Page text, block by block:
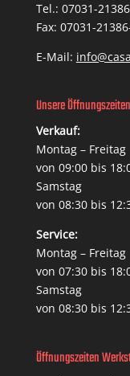
Tel.: 07031-
Fax: 07031-
E-Mail:
Unsere Öffnungszeiten
Verkauf:
Montag – Freitag
von 09:00 bis
Samstag
von 08:30 bis
Service:
Montag – Freitag
von 07:30 bis
Samstag
von 08:30 bis
Öffnungszeiten